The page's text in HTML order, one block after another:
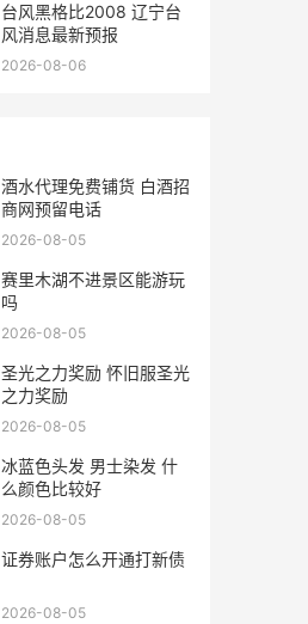
台风黑格比2008 辽宁台
风消息最新预报
2026-08-06
酒水代理免费铺货 白酒招
商网预留电话
2026-08-05
赛里木湖不进景区能游玩
吗
2026-08-05
圣光之力奖励 怀旧服圣光
之力奖励
2026-08-05
冰蓝色头发 男士染发 什
么颜色比较好
2026-08-05
证券账户怎么开通打新债
2026-08-05